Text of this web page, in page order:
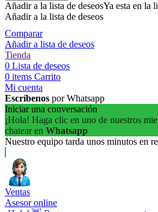
Añadir a la lista de deseosYa esta en la
Añadir a la lista de deseos
Comparar
Añadir a lista de deseos
Tienda
0 Lista de deseos
0 items Carrito
Mi cuenta
Escríbenos por Whatsapp
Iniciar una conversación
¡Hola! Haga clic en uno de nuestros
chatear en Whatsapp
Nuestro equipo tarda unos minutos en
Ventas
Asesor online